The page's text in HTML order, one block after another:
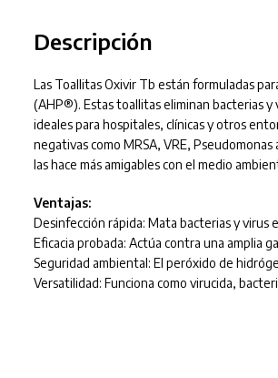
Descripción
Las Toallitas Oxivir Tb están formuladas
(AHP®). Estas toallitas eliminan bacterias
ideales para hospitales, clínicas y otros
negativas como MRSA, VRE,
las hace más amigables con el medio
Ventajas:
Desinfección rápida: Mata bacterias y virus
Eficacia probada: Actúa contra una amplia
Seguridad ambiental: El peróxido de
Versatilidad: Funciona como virucida,